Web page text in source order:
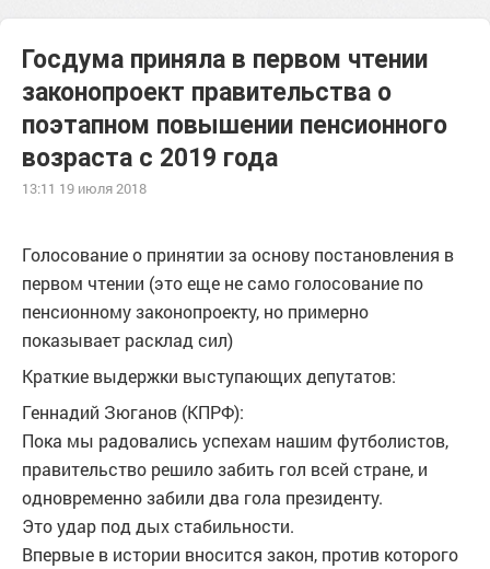
Госдума приняла в первом чтении
законопроект правительства о
поэтапном повышении пенсионного
возраста с 2019 года
13:11 19 июля 2018
Голосование о принятии за основу постановления в
первом чтении (это еще не само голосование по
пенсионному законопроекту, но примерно
показывает расклад сил)
Краткие выдержки выступающих депутатов:
Геннадий Зюганов (КПРФ):
Пока мы радовались успехам нашим футболистов,
правительство решило забить гол всей стране, и
одновременно забили два гола президенту.
Это удар под дых стабильности.
Впервые в истории вносится закон, против которого